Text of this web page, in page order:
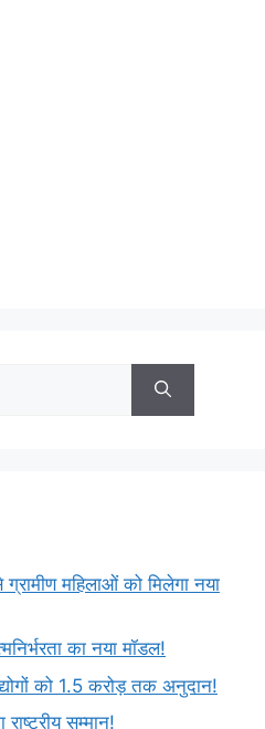
महिलाओं को मिलेगा नया
का नया मॉडल!
को 1.5 करोड़ तक अनुदान!
सम्मान!